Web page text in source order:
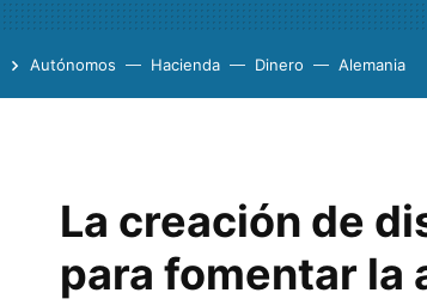
Autónomos Hacienda Dinero Alemania
La creación de
para fomentar la